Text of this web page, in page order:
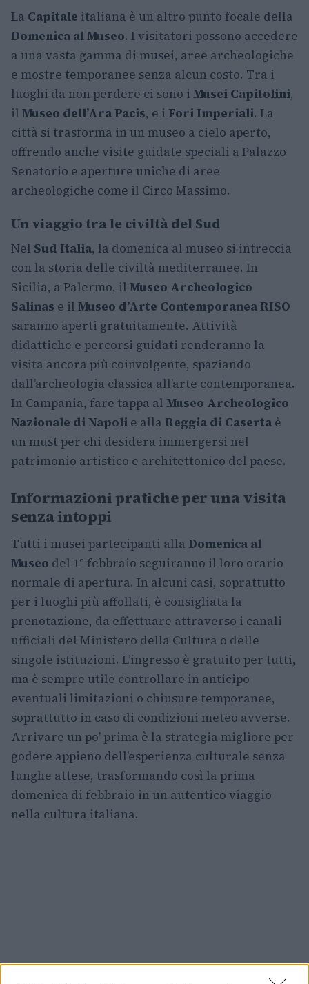
La Capitale italiana è un altro punto focale della
Domenica al Museo. I visitatori possono accedere
a una vasta gamma di musei, aree archeologiche
e mostre temporanee senza alcun costo. Tra i
luoghi da non perdere ci sono i Musei Capitolini,
il Museo dell’Ara Pacis, e i Fori Imperiali. La
città si trasforma in un museo a cielo aperto,
offrendo anche visite guidate speciali a Palazzo
Senatorio e aperture uniche di aree
archeologiche come il Circo Massimo.
Un viaggio tra le civiltà del Sud
Nel Sud Italia, la domenica al museo si intreccia
con la storia delle civiltà mediterranee. In
Sicilia, a Palermo, il Museo Archeologico
Salinas e il Museo d’Arte Contemporanea RISO
saranno aperti gratuitamente. Attività
didattiche e percorsi guidati renderanno la
visita ancora più coinvolgente, spaziando
dall’archeologia classica all’arte contemporanea.
In Campania, fare tappa al Museo Archeologico
Nazionale di Napoli e alla Reggia di Caserta è
un must per chi desidera immergersi nel
patrimonio artistico e architettonico del paese.
Informazioni pratiche per una visita
senza intoppi
Tutti i musei partecipanti alla Domenica al
Museo del 1° febbraio seguiranno il loro orario
normale di apertura. In alcuni casi, soprattutto
per i luoghi più affollati, è consigliata la
prenotazione, da effettuare attraverso i canali
ufficiali del Ministero della Cultura o delle
singole istituzioni. L’ingresso è gratuito per tutti,
ma è sempre utile controllare in anticipo
eventuali limitazioni o chiusure temporanee,
soprattutto in caso di condizioni meteo avverse.
Arrivare un po’ prima è la strategia migliore per
godere appieno dell’esperienza culturale senza
lunghe attese, trasformando così la prima
domenica di febbraio in un autentico viaggio
nella cultura italiana.